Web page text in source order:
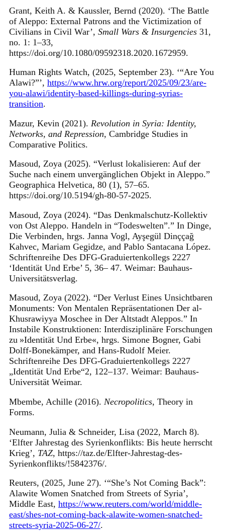
Grant, Keith A. & Kaussler, Bernd (2020). ‘The Battle
of Aleppo: External Patrons and the Victimization of
Civilians in Civil War’, Small Wars & Insurgencies 31,
no. 1: 1–33,
https://doi.org/10.1080/09592318.2020.1672959.
Human Rights Watch, (2025, September 23). ‘“Are You
Alawi?”’, https://www.hrw.org/report/2025/09/23/are-
you-alawi/identity-based-killings-during-syrias-
transition.
Mazur, Kevin (2021). Revolution in Syria: Identity,
Networks, and Repression, Cambridge Studies in
Comparative Politics.
Masoud, Zoya (2025). “Verlust lokalisieren: Auf der
Suche nach einem unvergänglichen Objekt in Aleppo.”
Geographica Helvetica, 80 (1), 57–65.
https://doi.org/10.5194/gh-80-57-2025.
Masoud, Zoya (2024). “Das Denkmalschutz-Kollektiv
von Ost Aleppo. Handeln in “Todeswelten”.” In Dinge,
Die Verbinden, hrgs. Janna Vogl, Ayşegül Dinççağ
Kahvec, Mariam Gegidze, and Pablo Santacana López.
Schriftenreihe Des DFG-Graduiertenkollegs 2227
‘Identität Und Erbe’ 5, 36– 47. Weimar: Bauhaus-
Universitätsverlag.
Masoud, Zoya (2022). “Der Verlust Eines Unsichtbaren
Monuments: Von Mentalen Repräsentationen Der al-
Khusrawiyya Moschee in Der Altstadt Aleppos.” In
Instabile Konstruktionen: Interdisziplinäre Forschungen
zu »Identität Und Erbe«, hrgs. Simone Bogner, Gabi
Dolff-Bonekämper, and Hans-Rudolf Meier.
Schriftenreihe Des DFG-Graduiertenkollegs 2227
„Identität Und Erbe“2, 122–137. Weimar: Bauhaus-
Universität Weimar.
Mbembe, Achille (2016). Necropolitics, Theory in
Forms.
Neumann, Julia & Schneider, Lisa (2022, March 8).
‘Elfter Jahrestag des Syrienkonflikts: Bis heute herrscht
Krieg’, TAZ, https://taz.de/Elfter-Jahrestag-des-
Syrienkonflikts/!5842376/.
Reuters, (2025, June 27). ‘“She’s Not Coming Back”:
Alawite Women Snatched from Streets of Syria’,
Middle East, https://www.reuters.com/world/middle-
east/shes-not-coming-back-alawite-women-snatched-
streets-syria-2025-06-27/.